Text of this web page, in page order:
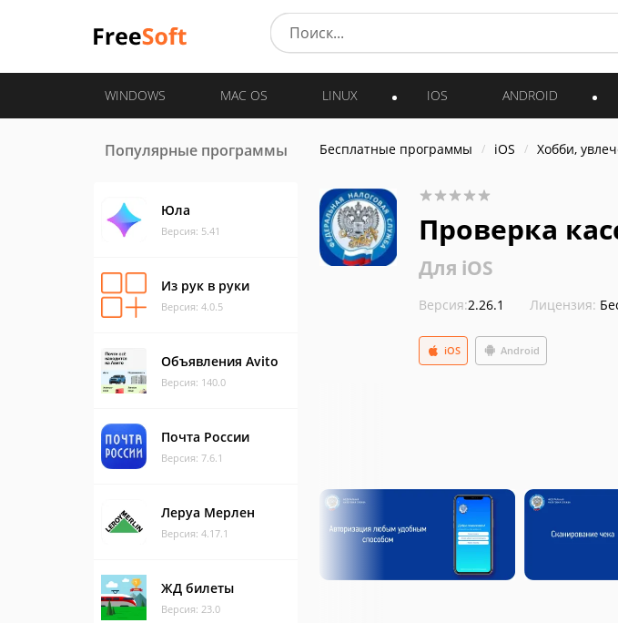
WINDOWS MAC OS LINUX IOS ANDROID
Популярные программы
Юла
Версия: 5.41
Из рук в руки
Версия: 4.0.5
Объявления Avito
Версия: 140.0
Почта России
Версия: 7.6.1
Леруа Мерлен
Версия: 4.17.1
ЖД билеты
Версия: 23.0
Бесплатные программы iOS Хобби,
Проверка
Для iOS
Версия:2.26.1 Лицензия:
Android
iOS